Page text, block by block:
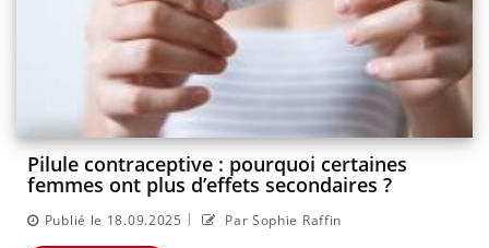
Pilule contraceptive : pourquoi certaines
femmes ont plus d’effets secondaires ?
Publié le 18.09.2025 | Par Sophie Raffin